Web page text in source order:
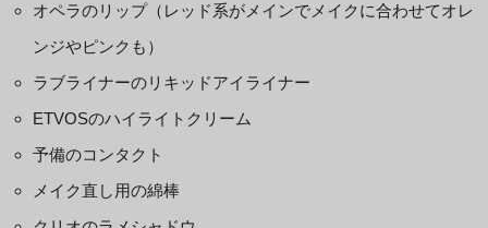
オペラのリップ（レッド系がメインでメイクに合わせてオレ
ンジやピンクも）
ラブライナーのリキッドアイライナー
ETVOSのハイライトクリーム
予備のコンタクト
メイク直し用の綿棒